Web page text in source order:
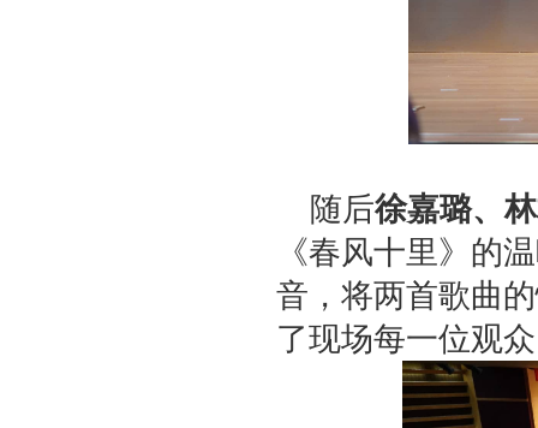
随后徐嘉璐、
《春风十里》的
音，将两首歌曲
了现场每一位观